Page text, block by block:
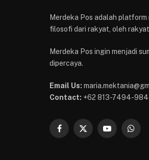
Merdeka Pos adalah platform
filosofi dari rakyat, oleh
Merdeka Pos ingin menjadi
dipercaya.
Email Us:
Contact: +62 813-7494-
Facebook
X
YouTube